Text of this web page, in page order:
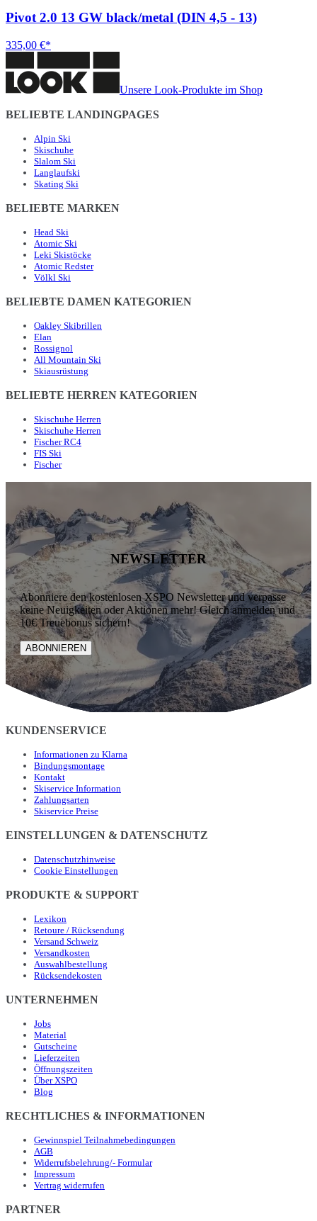
Pivot 2.0 13 GW black/metal (DIN 4,5 - 13)
335,00 €*
Unsere Look-Produkte im Shop
BELIEBTE LANDINGPAGES
Alpin Ski
Skischuhe
Slalom Ski
Langlaufski
Skating Ski
BELIEBTE MARKEN
Head Ski
Atomic Ski
Leki Skistöcke
Atomic Redster
Völkl Ski
BELIEBTE DAMEN KATEGORIEN
Oakley Skibrillen
Elan
Rossignol
All Mountain Ski
Skiausrüstung
BELIEBTE HERREN KATEGORIEN
Skischuhe Herren
Skischuhe Herren
Fischer RC4
FIS Ski
Fischer
NEWSLETTER
Abonniere den kostenlosen XSPO Newsletter und verpasse
keine Neuigkeiten oder Aktionen mehr! Gleich anmelden und
10€ Treuebonus sichern!
ABONNIEREN
KUNDENSERVICE
Informationen zu Klarna
Bindungsmontage
Kontakt
Skiservice Information
Zahlungsarten
Skiservice Preise
EINSTELLUNGEN & DATENSCHUTZ
Datenschutzhinweise
Cookie Einstellungen
PRODUKTE & SUPPORT
Lexikon
Retoure / Rücksendung
Versand Schweiz
Versandkosten
Auswahlbestellung
Rücksendekosten
UNTERNEHMEN
Jobs
Material
Gutscheine
Lieferzeiten
Öffnungszeiten
Über XSPO
Blog
RECHTLICHES & INFORMATIONEN
Gewinnspiel Teilnahmebedingungen
AGB
Widerrufsbelehrung/- Formular
Impressum
Vertrag widerrufen
PARTNER